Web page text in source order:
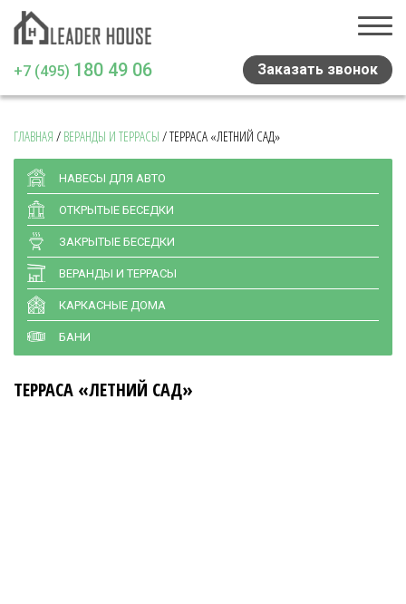
+7 (495) 180 49 06 Заказать звонок
Главная
Проекты домов
Навесы и беседки
Медиа
Отзывы
Статьи
ГЛАВНАЯ / ВЕРАНДЫ И ТЕРРАСЫ /ТЕРРАСА «ЛЕТНИЙ САД»
НАВЕСЫ ДЛЯ АВТО
ОТКРЫТЫЕ БЕСЕДКИ
ЗАКРЫТЫЕ БЕСЕДКИ
ВЕРАНДЫ И ТЕРРАСЫ
КАРКАСНЫЕ ДОМА
БАНИ
ТЕРРАСА «ЛЕТНИЙ САД»